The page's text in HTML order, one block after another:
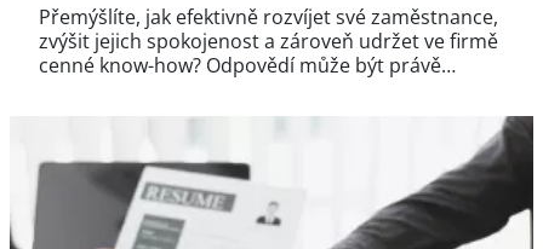
Přemýšlíte, jak efektivně rozvíjet své zaměstnance,
zvýšit jejich spokojenost a zároveň udržet ve firmě
cenné know-how? Odpovědí může být právě…